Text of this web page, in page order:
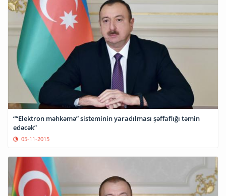
““Elektron məhkəmə” sisteminin yaradılması şəffaflığı təmin
edəcək”
05-11-2015